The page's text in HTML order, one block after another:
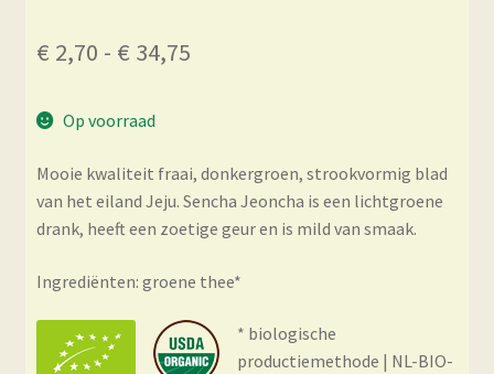
€ 2,70 - € 34,75Prijsklasse:
€ 34,75
Op voorraad
Mooie kwaliteit fraai, donkergroen, strookvormig blad
van het eiland Jeju. Sencha Jeoncha is een lichtgroene
drank, heeft een zoetige geur en is mild van smaak.
Ingrediënten: groene thee*
* biologische
productiemethode | NL-BIO-